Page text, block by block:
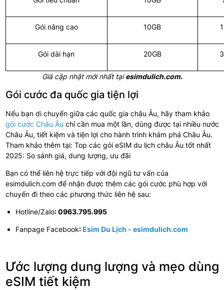
Gói nâng cao 10GB
Gói dài hạn 20GB
Giá cập nhật mới nhất tạiesimdulich.com.
Gói cước đa quốc gia tiện lợi
Nếu bạn di chuyển giữa các quốc gia châu Âu, hãy tham khảo
gói cước Châu Âu chỉ cần mua một lần, dùng được tại nhiều nước
Châu Âu, tiết kiệm và tiện lợi cho hành trình khám phá Châu Âu.
Tham khảo thêm tại: Top các gói eSIM du lịch châu Âu tốt nhất
2025: So sánh giá, dung lượng, ưu đãi
Bạn có thể liên hệ trực tiếp với đội ngũ tư vấn của
esimdulich.com để nhận được thêm các gói cước phù hợp với
chuyến đi theo các phương thức liên hệ sau:
Hotline/Zalo: 0963.795.995
Fanpage Facebook:Esim Du Lịch - esimdulich.com
Ước lượng dung lượng và mẹo dùng
eSIM tiết kiệm